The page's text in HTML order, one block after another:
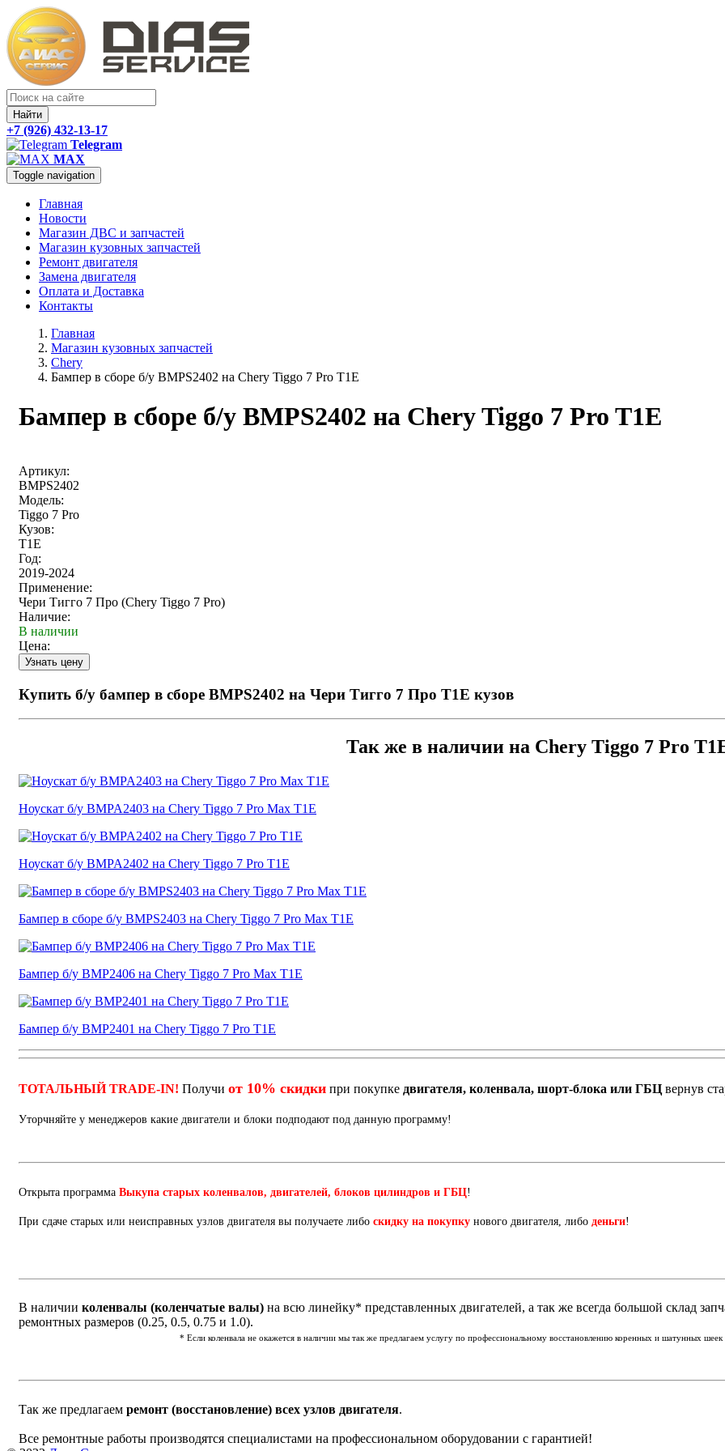
Найти
+7 (926) 432-13-17
Telegram
MAX
Toggle navigation
Главная
Новости
Магазин ДВС и запчастей
Магазин кузовных запчастей
Ремонт двигателя
Замена двигателя
Оплата и Доставка
Контакты
Главная
Магазин кузовных запчастей
Chery
Бампер в сборе б/у BMPS2402 на Chery Tiggo 7 Pro T1E
Бампер в сборе б/у BMPS2402 на Chery Tiggo 7 Pro T1E
Артикул:
BMPS2402
Модель:
Tiggo 7 Pro
Кузов:
T1E
Год:
2019-2024
Применение:
Чери Тигго 7 Про (Chery Tiggo 7 Pro)
Наличие:
В наличии
Цена:
Купить б/у бампер в сборе BMPS2402 на Чери Тигго 7 Про Т1Е кузов
Так же в наличии на Chery Tiggo 7 Pro
Ноускат б/у BMPA2403 на Chery Tiggo 7 Pro Max T1E
Ноускат б/у BMPA2402 на Chery Tiggo 7 Pro T1E
Бампер в сборе б/у BMPS2403 на Chery Tiggo 7 Pro Max T1E
Бампер б/у BMP2406 на Chery Tiggo 7 Pro Max T1E
Бампер б/у BMP2401 на Chery Tiggo 7 Pro T1E
ТОТАЛЬНЫЙ TRADE-IN! Получи от 10% скидки при покупке двигателя, коленвала, шорт-блока или ГБЦ вернув
Уторчняйте у менеджеров какие двигатели и блоки подподают под данную программу!
Открыта программа Выкупа старых коленвалов, двигателей, блоков цилиндров и ГБЦ!
При сдаче старых или неисправных узлов двигателя вы получаете либо скидку на покупку нового двигателя, либо деньги!
В наличии коленвалы (коленчатые валы) на всю линейку* представленных двигателей, а так же всегда большой склад
ремонтных размеров (0.25, 0.5, 0.75 и 1.0).
* Если коленвала не окажется в наличии мы так же предлагаем услугу по профессиональному восстановлению коренных и шатунных шеек
Так же предлагаем ремонт (восстановление) всех узлов двигателя.
Все ремонтные работы производятся специалистами на профессиональном оборудовании с гарантией!